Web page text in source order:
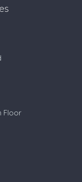
Floor